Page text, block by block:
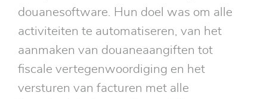
douanesoftware. Hun doel was om alle
activiteiten te automatiseren, van het
aanmaken van douaneaangiften tot
fiscale vertegenwoordiging en het
versturen van facturen met alle